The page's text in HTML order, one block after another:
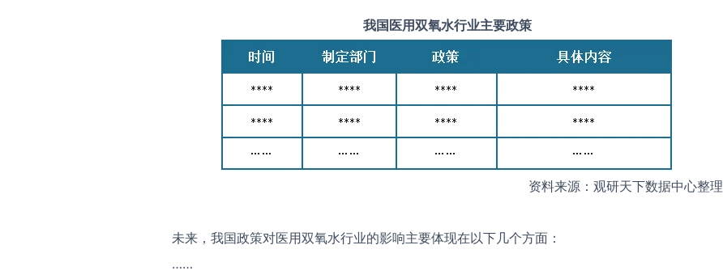
我国 医用双氧水行业主要政策
资料来源：观研天下数据中心整理
未来，我国政策对医用双氧水行业的影响主要体现在以下几个方面：
……